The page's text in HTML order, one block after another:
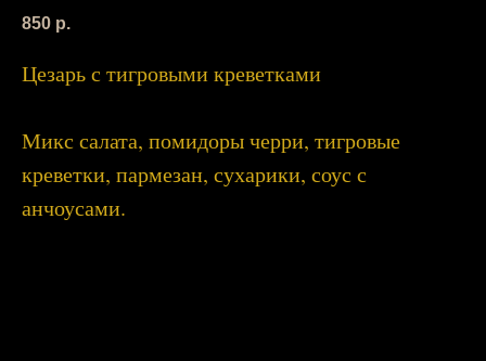
850 р.
Цезарь с тигровыми креветками
Микс салата, помидоры черри, тигровые
креветки, пармезан, сухарики, соус с
анчоусами.